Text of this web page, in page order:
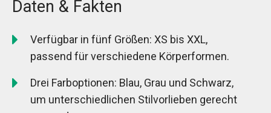
Daten & Fakten
Verfügbar in fünf Größen: XS bis XXL,
passend für verschiedene Körperformen.
Drei Farboptionen: Blau, Grau und Schwarz,
um unterschiedlichen Stilvorlieben gerecht